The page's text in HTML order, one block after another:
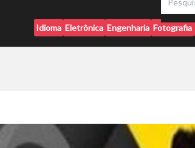
Idioma Eletrônica Engenharia Fotografia